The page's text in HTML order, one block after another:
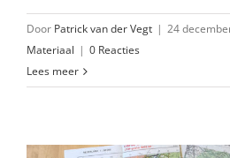
Door Patrick van der Vegt | 24
Materiaal | 0 Reacties
Lees meer